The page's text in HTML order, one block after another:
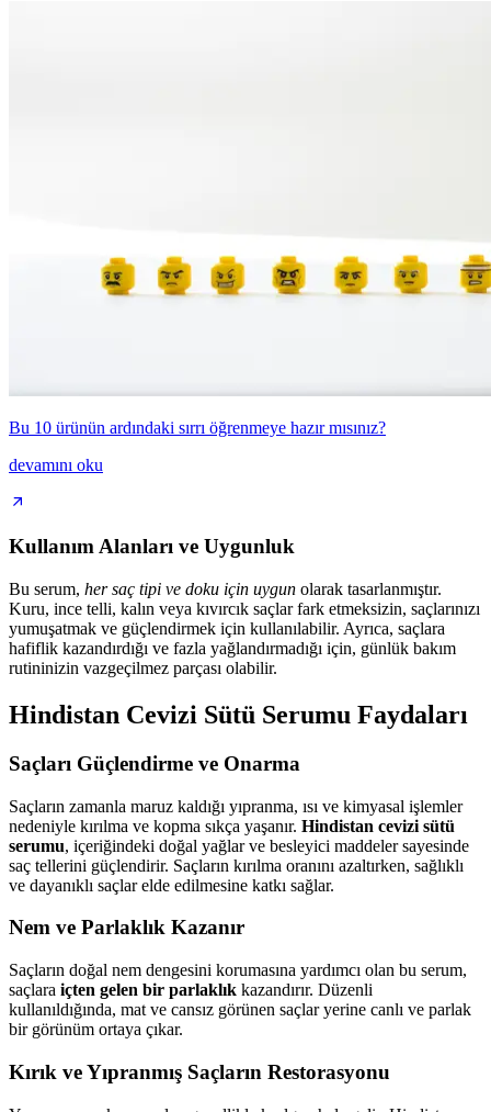
Bu 10 ürünün ardındaki sırrı öğrenmeye hazır mısınız?
devamını oku
Kullanım Alanları ve Uygunluk
Bu serum, her saç tipi ve doku için uygun olarak tasarlanmıştır.
Kuru, ince telli, kalın veya kıvırcık saçlar fark etmeksizin, saçlarınızı
yumuşatmak ve güçlendirmek için kullanılabilir. Ayrıca, saçlara
hafiflik kazandırdığı ve fazla yağlandırmadığı için, günlük bakım
rutininizin vazgeçilmez parçası olabilir.
Hindistan Cevizi Sütü Serumu Faydaları
Saçları Güçlendirme ve Onarma
Saçların zamanla maruz kaldığı yıpranma, ısı ve kimyasal işlemler
nedeniyle kırılma ve kopma sıkça yaşanır. Hindistan cevizi sütü
serumu, içeriğindeki doğal yağlar ve besleyici maddeler sayesinde
saç tellerini güçlendirir. Saçların kırılma oranını azaltırken, sağlıklı
ve dayanıklı saçlar elde edilmesine katkı sağlar.
Nem ve Parlaklık Kazanır
Saçların doğal nem dengesini korumasına yardımcı olan bu serum,
saçlara içten gelen bir parlaklık kazandırır. Düzenli
kullanıldığında, mat ve cansız görünen saçlar yerine canlı ve parlak
bir görünüm ortaya çıkar.
Kırık ve Yıpranmış Saçların Restorasyonu